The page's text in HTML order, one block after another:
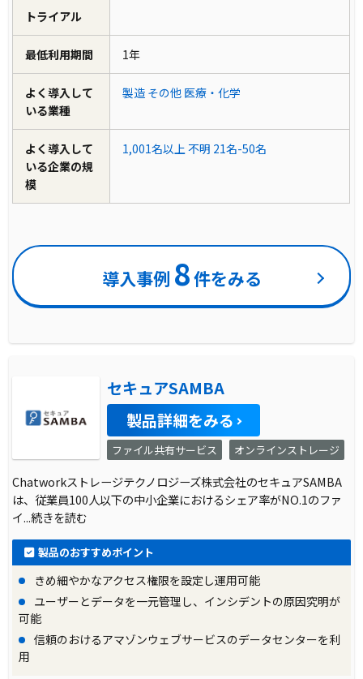
トライアル
最低利用期間 1年
よく導入して
いる業種
製造 その他 医療・化学
よく導入して
いる企業の規
模
1,001名以上不明 21名-50名
導入事例 8件をみる
セキュアSAMBA
製品詳細をみる
ファイル共有サービス オンラインストレージ
Chatworkストレージテクノロジーズ株式会社のセキュアSAMBA
は、従業員100人以下の中小企業におけるシェア率がNO.1のファ
イ...続きを読む
製品のおすすめポイント
きめ細やかなアクセス権限を設定し運用可能
ユーザーとデータを一元管理し、インシデントの原因究明が
可能
信頼のおけるアマゾンウェブサービスのデータセンターを利
用